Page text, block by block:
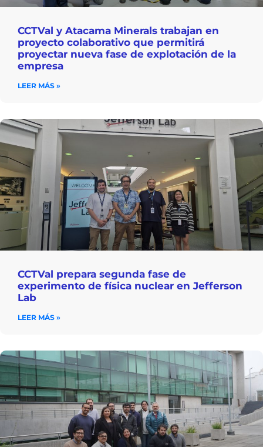
CCTVal y Atacama Minerals trabajan en
proyecto colaborativo que permitirá
proyectar nueva fase de explotación de la
empresa
LEER MÁS »
CCTVal prepara segunda fase de
experimento de física nuclear en Jefferson
Lab
LEER MÁS »